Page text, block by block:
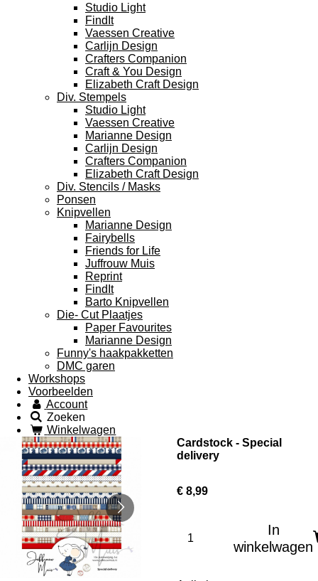
Studio Light
FindIt
Vaessen Creative
Carlijn Design
Crafters Companion
Craft & You Design
Elizabeth Craft Design
Div. Stempels
Studio Light
Vaessen Creative
Marianne Design
Carlijn Design
Crafters Companion
Elizabeth Craft Design
Div. Stencils / Masks
Ponsen
Knipvellen
Marianne Design
Fairybells
Friends for Life
Juffrouw Muis
Reprint
FindIt
Barto Knipvellen
Die- Cut Plaatjes
Paper Favourites
Marianne Design
Funny's haakpakketten
DMC garen
Workshops
Voorbeelden
Account
Zoeken
Winkelwagen
Cardstock - Special
delivery
€ 8,99
In
winkelwagen